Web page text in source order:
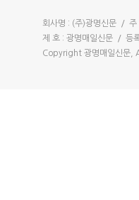
회사명 : (주)광명신문 /
제 호 : 광명매일신문 / 등
Copyright 광명매일신문,